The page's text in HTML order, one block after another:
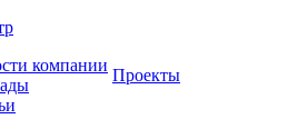
компании
Проекты